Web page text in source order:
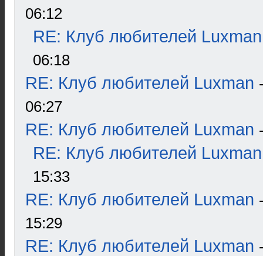
06:12
RE: Клуб любителей Luxman
06:18
RE: Клуб любителей Luxman
06:27
RE: Клуб любителей Luxman
RE: Клуб любителей Luxman
15:33
RE: Клуб любителей Luxman
15:29
RE: Клуб любителей Luxman